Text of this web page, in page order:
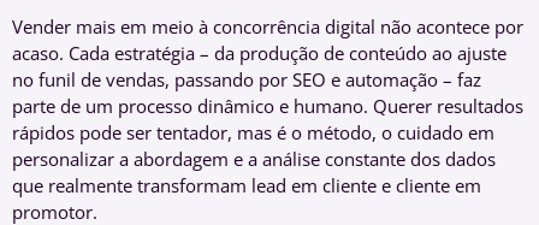
Vender mais em meio à concorrência digital não acontece por
acaso. Cada estratégia – da produção de conteúdo ao ajuste
no funil de vendas, passando por SEO e automação – faz
parte de um processo dinâmico e humano. Querer resultados
rápidos pode ser tentador, mas é o método, o cuidado em
personalizar a abordagem e a análise constante dos dados
que realmente transformam lead em cliente e cliente em
promotor.